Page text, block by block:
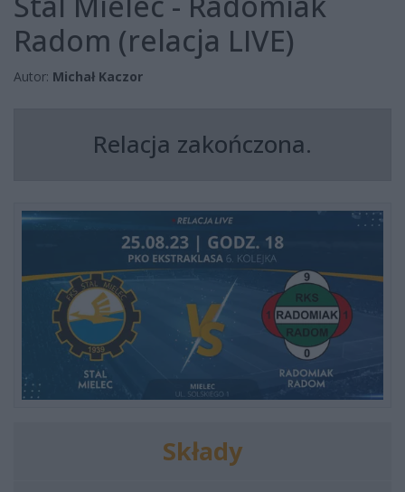
Radom (relacja LIVE)
Autor: Michał Kaczor
Relacja zakończona.
Składy